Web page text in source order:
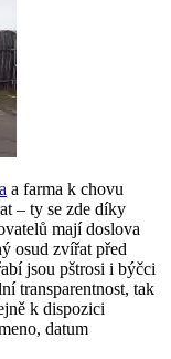
a farma k chovu
– ty se zde díky
mají doslova
osud zvířat před
jsou pštrosi i býčci
transparentnost, tak
k dispozici
datum